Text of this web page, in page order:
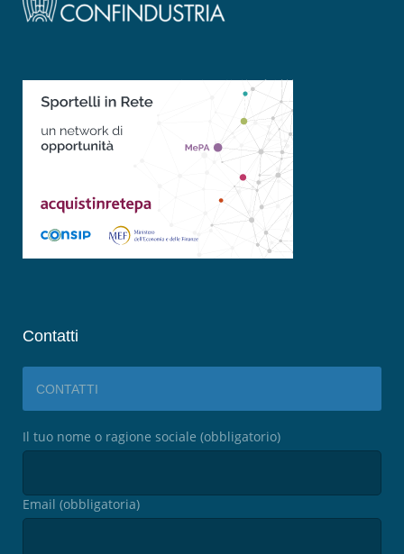
Contatti
CONTATTI
Il tuo nome o ragione sociale (obbligatorio)
Email (obbligatoria)